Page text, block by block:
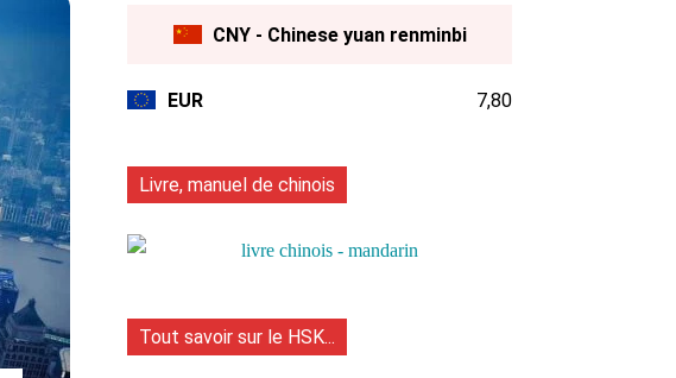
CNY - Chinese yuan renminbi
EUR 7,80
Livre, manuel de chinois
Tout savoir sur le HSK...